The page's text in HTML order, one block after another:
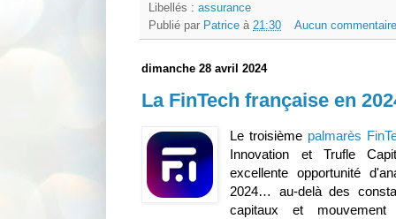
Libellés : assurance
Publié par Patrice à 21:30 Aucun
dimanche 28 avril 2024
La FinTech française en
Le troisième palmarès
Innovation et Trufle
excellente opportunité
2024… au-delà des
capitaux et